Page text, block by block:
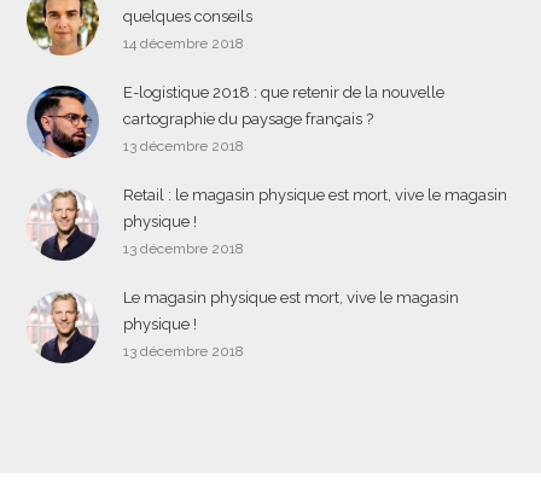
quelques conseils
14 décembre 2018
E-logistique 2018 : que retenir de la nouvelle
cartographie du paysage français ?
13 décembre 2018
Retail : le magasin physique est mort, vive le magasin
physique !
13 décembre 2018
Le magasin physique est mort, vive le magasin
physique !
13 décembre 2018